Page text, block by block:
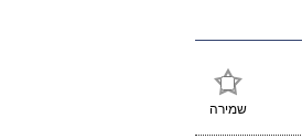
שמירה